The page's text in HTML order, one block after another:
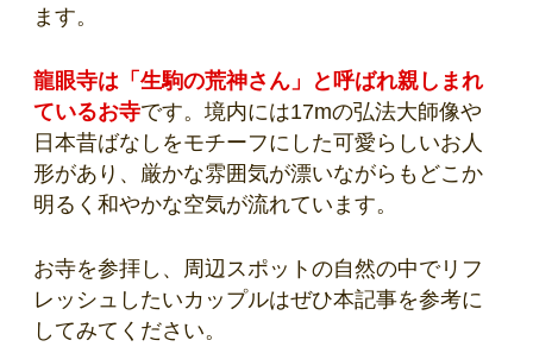
ます。
龍眼寺は「生駒の荒神さん」と呼ばれ親しまれ
ているお寺です。境内には17mの弘法大師像や
日本昔ばなしをモチーフにした可愛らしいお人
形があり、厳かな雰囲気が漂いながらもどこか
明るく和やかな空気が流れています。
お寺を参拝し、周辺スポットの自然の中でリフ
レッシュしたいカップルはぜひ本記事を参考に
してみてください。